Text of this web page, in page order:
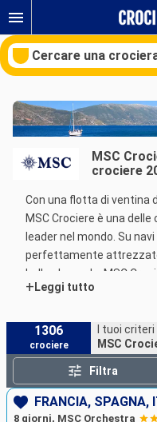
Cercare una
Mesi di partenza
Porti
MSC
crociere
Con una flotta di ventina
MSC Crociere è una
leader nel mondo. Su
perfettamente
belle al mondo. MSC
solitari, coppie e
le aspettative di una
+ Leggi tutto
1306
crociere
I tuoi
MSC
Filtra
FRANCIA, SPAGNA,
8 giorni, MSC Orchestra